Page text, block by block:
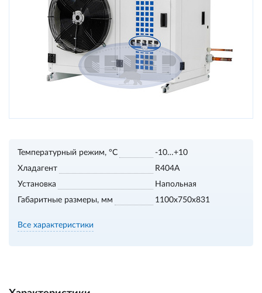
Температурный режим, °С
-10…+10
Хладагент
R404A
Установка
Напольная
Габаритные размеры, мм
1100х750х831
Все характеристики